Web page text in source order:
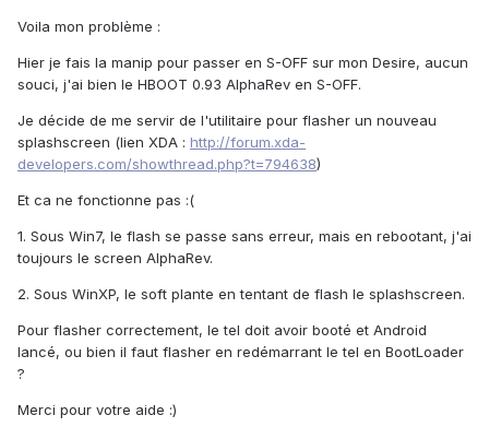
Voila mon problème :
Hier je fais la manip pour passer en S-OFF sur mon Desire, aucun
souci, j'ai bien le HBOOT 0.93 AlphaRev en S-OFF.
Je décide de me servir de l'utilitaire pour flasher un nouveau
splashscreen (lien XDA : http://forum.xda-
developers.com/showthread.php?t=794638)
Et ca ne fonctionne pas :(
1. Sous Win7, le flash se passe sans erreur, mais en rebootant, j'ai
toujours le screen AlphaRev.
2. Sous WinXP, le soft plante en tentant de flash le splashscreen.
Pour flasher correctement, le tel doit avoir booté et Android
lancé, ou bien il faut flasher en redémarrant le tel en BootLoader
?
Merci pour votre aide :)